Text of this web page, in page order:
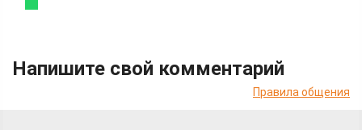
Напишите свой комментарий
Правила общения